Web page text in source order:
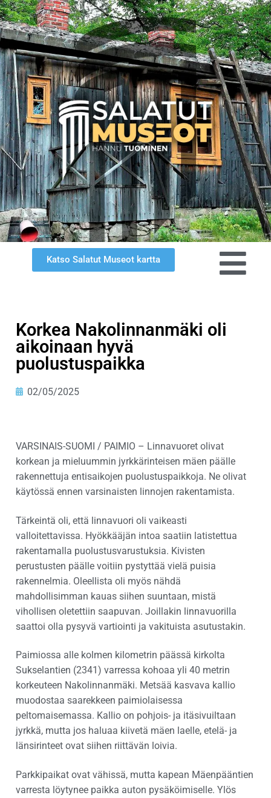
Katso Salatut Museot kartta
Korkea Nakolinnanmäki oli
aikoinaan hyvä
puolustuspaikka
02/05/2025
VARSINAIS-SUOMI / PAIMIO – Linnavuoret olivat
korkean ja mieluummin jyrkkärinteisen mäen päälle
rakennettuja entisaikojen puolustuspaikkoja. Ne olivat
käytössä ennen varsinaisten linnojen rakentamista.
Tärkeintä oli, että linnavuori oli vaikeasti
valloitettavissa. Hyökkääjän intoa saatiin latistettua
rakentamalla puolustusvarustuksia. Kivisten
perustusten päälle voitiin pystyttää vielä puisia
rakennelmia. Oleellista oli myös nähdä
mahdollisimman kauas siihen suuntaan, mistä
vihollisen oletettiin saapuvan. Joillakin linnavuorilla
saattoi olla pysyvä vartiointi ja vakituista asutustakin.
Paimiossa alle kolmen kilometrin päässä kirkolta
Sukselantien (2341) varressa kohoaa yli 40 metrin
korkeuteen Nakolinnanmäki. Metsää kasvava kallio
muodostaa saarekkeen paimiolaisessa
peltomaisemassa. Kallio on pohjois- ja itäsivuiltaan
jyrkkä, mutta jos haluaa kiivetä mäen laelle, etelä- ja
länsirinteet ovat siihen riittävän loivia.
Parkkipaikat ovat vähissä, mutta kapean Mäenpääntien
varresta löytynee paikka auton pysäköimiselle. Ylös